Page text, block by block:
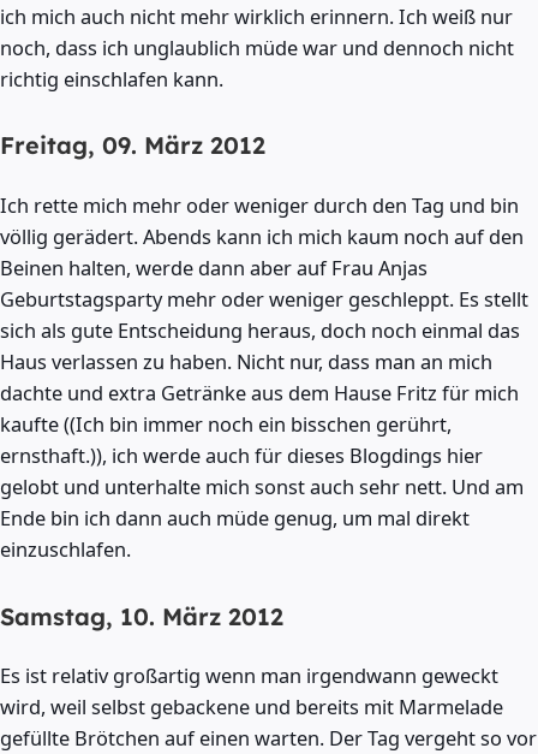
ich mich auch nicht mehr wirklich erinnern. Ich weiß nur
noch, dass ich unglaublich müde war und dennoch nicht
richtig einschlafen kann.
Freitag, 09. März 2012
Ich rette mich mehr oder weniger durch den Tag und bin
völlig gerädert. Abends kann ich mich kaum noch auf den
Beinen halten, werde dann aber auf Frau Anjas
Geburtstagsparty mehr oder weniger geschleppt. Es stellt
sich als gute Entscheidung heraus, doch noch einmal das
Haus verlassen zu haben. Nicht nur, dass man an mich
dachte und extra Getränke aus dem Hause Fritz für mich
kaufte ((Ich bin immer noch ein bisschen gerührt,
ernsthaft.)), ich werde auch für dieses Blogdings hier
gelobt und unterhalte mich sonst auch sehr nett. Und am
Ende bin ich dann auch müde genug, um mal direkt
einzuschlafen.
Samstag, 10. März 2012
Es ist relativ großartig wenn man irgendwann geweckt
wird, weil selbst gebackene und bereits mit Marmelade
gefüllte Brötchen auf einen warten. Der Tag vergeht so vor